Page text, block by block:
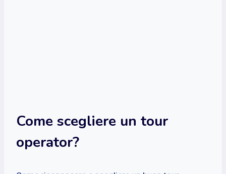
Come scegliere un tour
operator?